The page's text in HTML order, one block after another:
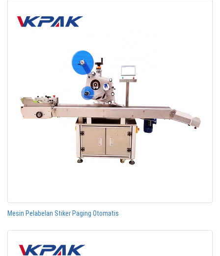
Mesin Pelabelan Stiker Paging Otomatis